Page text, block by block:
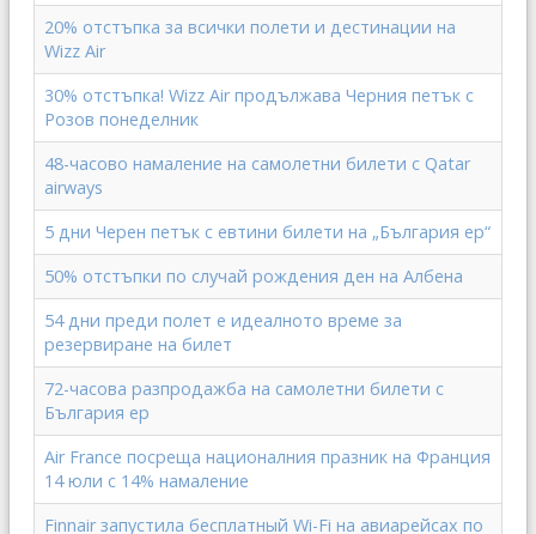
20% отстъпка за всички полети и дестинации на
Wizz Air
30% отстъпка! Wizz Air продължава Черния петък с
Розов понеделник
48-часовo намалениe на самолетни билети с Qatar
airways
5 дни Черен петък с евтини билети на „България ер“
50% отстъпки по случай рождения ден на Албена
54 дни преди полет е идеалното време за
резервиране на билет
72-часова разпродажба на самолетни билети с
България ер
Air France посреща националния празник на Франция
14 юли с 14% намаление
Finnair запустила бесплатный Wi-Fi на авиарейсах по